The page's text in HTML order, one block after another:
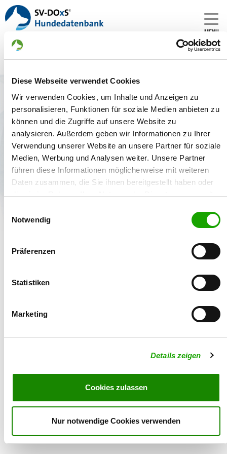
Diese Webseite verwendet Cookies
Wir verwenden Cookies, um Inhalte und Anzeigen zu
personalisieren, Funktionen für soziale Medien anbieten zu
können und die Zugriffe auf unsere Website zu
analysieren. Außerdem geben wir Informationen zu Ihrer
Verwendung unserer Website an unsere Partner für soziale
Medien, Werbung und Analysen weiter. Unsere Partner
führen diese Informationen möglicherweise mit weiteren
Daten zusammen, die Sie ihnen bereitgestellt haben oder
die sie im Rahmen Ihrer Nutzung der Dienste gesammelt
Sie unsere Webseite weiterhin nutzen.
Notwendig
Präferenzen
Statistiken
Marketing
Details zeigen
Cookies zulassen
Nur notwendige Cookies verwenden
MENU
Zwinger: vom Don Fluß
Gründungsdatum:
09.10.1997
Welpenangebote Deckakte
Keine Deckakte gefunden.
© 2026 - Verein für Deutsche Schäferhunde (SV) e.V.